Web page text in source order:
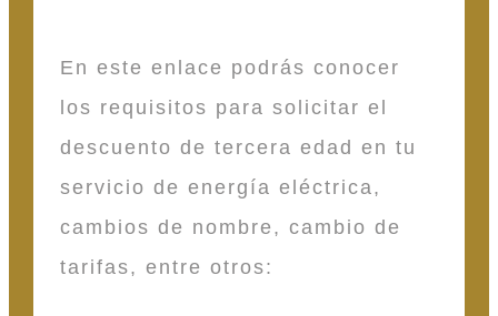
En este enlace podrás conocer
los requisitos para solicitar el
descuento de tercera edad en tu
servicio de energía eléctrica,
cambios de nombre, cambio de
tarifas, entre otros: